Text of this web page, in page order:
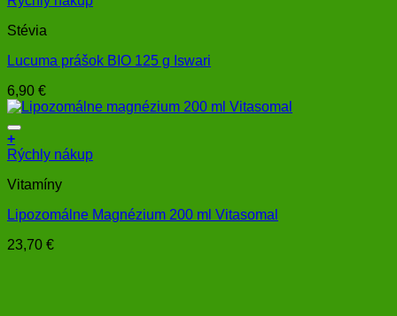
Stévia
Lucuma prášok BIO 125 g Iswari
6,90 €
+
Rýchly nákup
Vitamíny
Lipozomálne Magnézium 200 ml Vitasomal
23,70 €